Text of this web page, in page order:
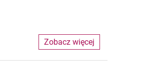
Zobacz więcej